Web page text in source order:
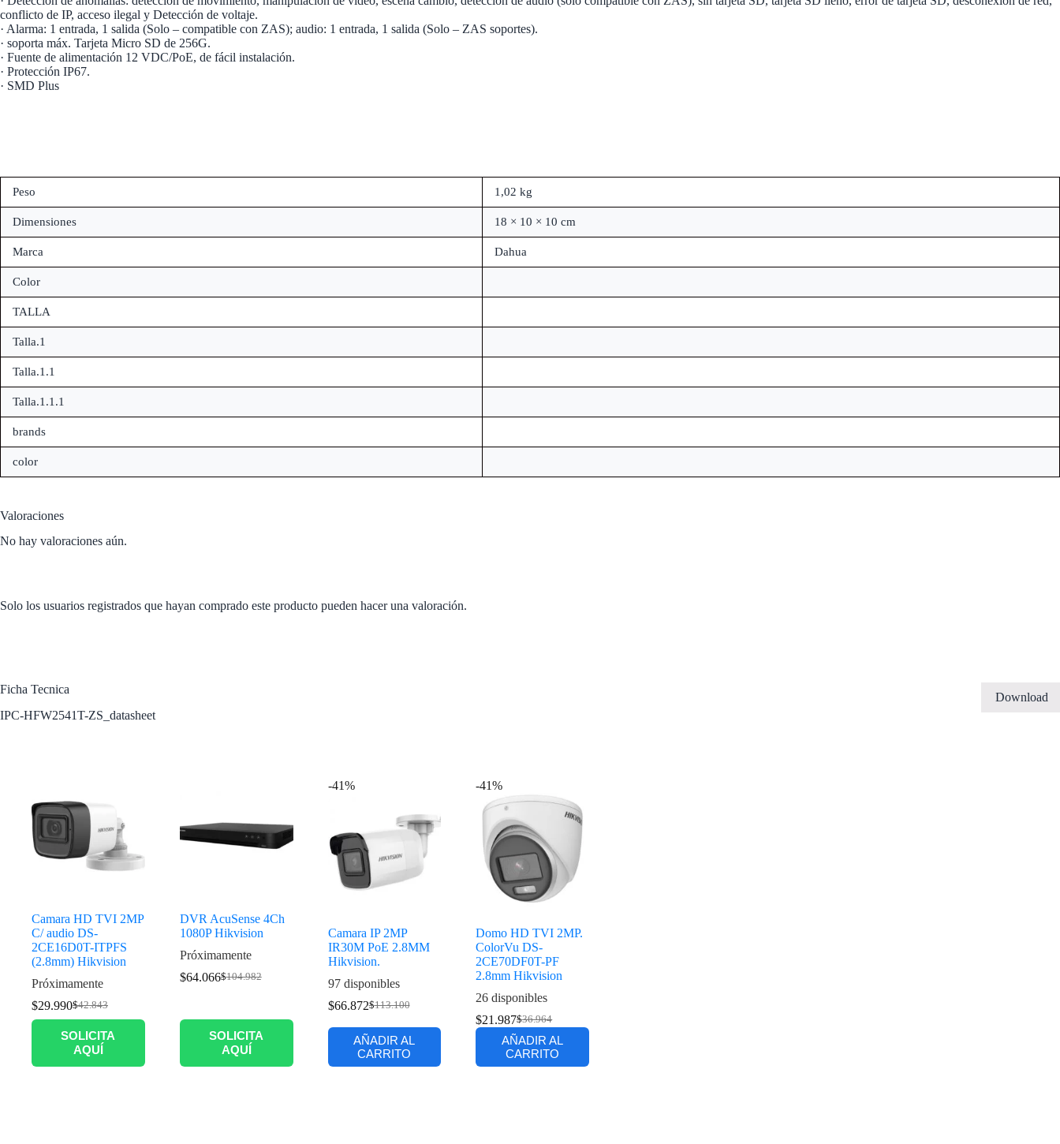
conflicto de IP, acceso ilegal y Detección de voltaje.
· Alarma: 1 entrada, 1 salida (Solo – compatible con ZAS); audio: 1 entrada, 1 salida (Solo – ZAS soportes).
· soporta máx. Tarjeta Micro SD de 256G.
· Fuente de alimentación 12 VDC/PoE, de fácil instalación.
· Protección IP67.
· SMD Plus
Peso 1,02 kg
Dimensiones 18 × 10 × 10 cm
Marca Dahua
Color
TALLA
Talla.1
Talla.1.1
Talla.1.1.1
brands
color
Valoraciones
No hay valoraciones aún.
Solo los usuarios registrados que hayan comprado este producto pueden hacer una valoración.
Ficha Tecnica
Download
IPC-HFW2541T-ZS_datasheet
Camara HD TVI 2MP
C/ audio DS-
2CE16D0T-ITPFS
(2.8mm) Hikvision
Próximamente
$42.843
$29.990
SOLICITA
AQUÍ
DVR AcuSense 4Ch
1080P Hikvision
Próximamente
$104.982
$64.066
SOLICITA
AQUÍ
-41%
Camara IP 2MP
IR30M PoE 2.8MM
Hikvision.
97 disponibles
$113.100
$66.872
AÑADIR AL
CARRITO
-41%
Domo HD TVI 2MP.
ColorVu DS-
2CE70DF0T-PF
2.8mm Hikvision
26 disponibles
$36.964
$21.987
AÑADIR AL
CARRITO